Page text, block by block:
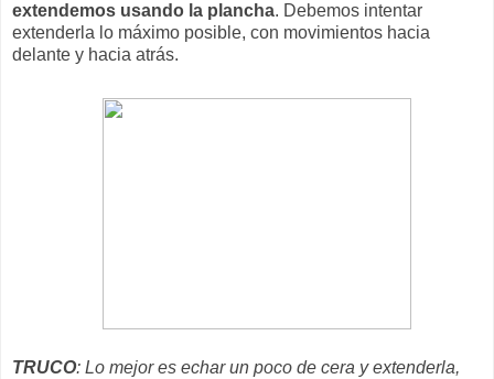
extendemos usando la plancha. Debemos intentar
extenderla lo máximo posible, con movimientos hacia
delante y hacia atrás.
TRUCO: Lo mejor es echar un poco de cera y extenderla,